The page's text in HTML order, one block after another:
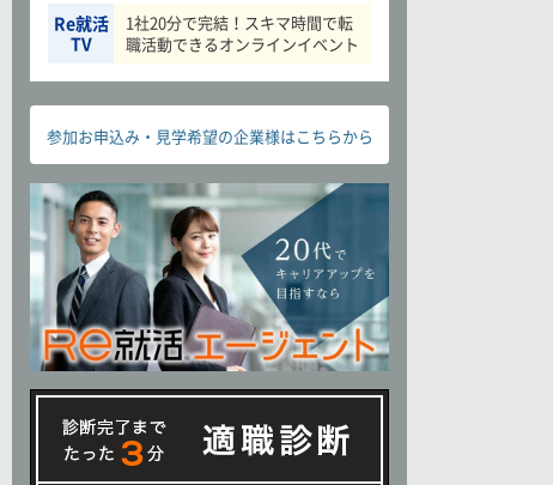
Re就活
TV
1社20分で完結！スキマ時間で転
職活動できるオンラインイベント
参加お申込み・見学希望の企業様はこちらから